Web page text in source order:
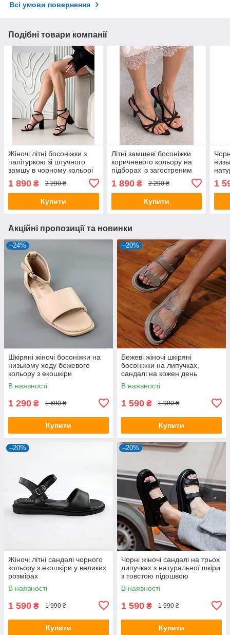
Всі умови повернення
Подібні товари компанії
Жіночі літні босоніжки з
палітуркою зі штучного
замшу в чорному кольорі
1 890 ₴ 2 290 ₴
Купити
Літні замшеві босоніжки
коричневого кольору на
підборах із загостреним
1 890₴ 2 290 ₴
Купити
1
Акційні пропозиції та новинки
–24%
Шкіряні жіночі босоніжки на
низькому ходу бежевого
кольору з екошкіри
В наявності
1 290 ₴ 1 690 ₴
Купити
–20%
Бежеві жіночі шкіряні
босоніжки на липучках,
сандалі на кожен день
В наявності
1 590 ₴ 1 990 ₴
Купити
–20%
Жіночі літні сандалі чорного
кольору з екошкіри у великих
розмірах
В наявності
1 590 ₴ 1 990 ₴
Купити
–20%
Чорні жіночі сандалі на трьох
липучках з натуральної шкіри
з товстою підошвою
В наявності
1 590 ₴ 1 990 ₴
Купити